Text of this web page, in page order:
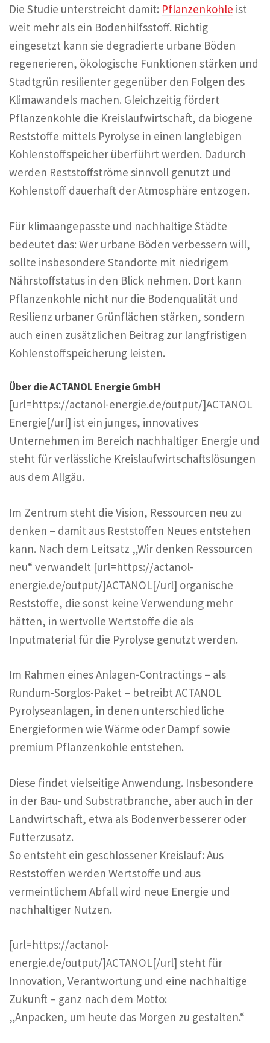
Die Studie unterstreicht damit: Pflanzenkohle ist
weit mehr als ein Bodenhilfsstoff. Richtig
eingesetzt kann sie degradierte urbane Böden
regenerieren, ökologische Funktionen stärken und
Stadtgrün resilienter gegenüber den Folgen des
Klimawandels machen. Gleichzeitig fördert
Pflanzenkohle die Kreislaufwirtschaft, da biogene
Reststoffe mittels Pyrolyse in einen langlebigen
Kohlenstoffspeicher überführt werden. Dadurch
werden Reststoffströme sinnvoll genutzt und
Kohlenstoff dauerhaft der Atmosphäre entzogen.
Für klimaangepasste und nachhaltige Städte
bedeutet das: Wer urbane Böden verbessern will,
sollte insbesondere Standorte mit niedrigem
Nährstoffstatus in den Blick nehmen. Dort kann
Pflanzenkohle nicht nur die Bodenqualität und
Resilienz urbaner Grünflächen stärken, sondern
auch einen zusätzlichen Beitrag zur langfristigen
Kohlenstoffspeicherung leisten.
Über die ACTANOL Energie GmbH
[url=https://actanol-energie.de/output/]ACTANOL
Energie[/url] ist ein junges, innovatives
Unternehmen im Bereich nachhaltiger Energie und
steht für verlässliche Kreislaufwirtschaftslösungen
aus dem Allgäu.
Im Zentrum steht die Vision, Ressourcen neu zu
denken – damit aus Reststoffen Neues entstehen
kann. Nach dem Leitsatz „Wir denken Ressourcen
neu“ verwandelt [url=https://actanol-
energie.de/output/]ACTANOL[/url] organische
Reststoffe, die sonst keine Verwendung mehr
hätten, in wertvolle Wertstoffe die als
Inputmaterial für die Pyrolyse genutzt werden.
Im Rahmen eines Anlagen-Contractings – als
Rundum-Sorglos-Paket – betreibt ACTANOL
Pyrolyseanlagen, in denen unterschiedliche
Energieformen wie Wärme oder Dampf sowie
premium Pflanzenkohle entstehen.
Diese findet vielseitige Anwendung. Insbesondere
in der Bau- und Substratbranche, aber auch in der
Landwirtschaft, etwa als Bodenverbesserer oder
Futterzusatz.
So entsteht ein geschlossener Kreislauf: Aus
Reststoffen werden Wertstoffe und aus
vermeintlichem Abfall wird neue Energie und
nachhaltiger Nutzen.
[url=https://actanol-
energie.de/output/]ACTANOL[/url] steht für
Innovation, Verantwortung und eine nachhaltige
Zukunft – ganz nach dem Motto:
„Anpacken, um heute das Morgen zu gestalten.“